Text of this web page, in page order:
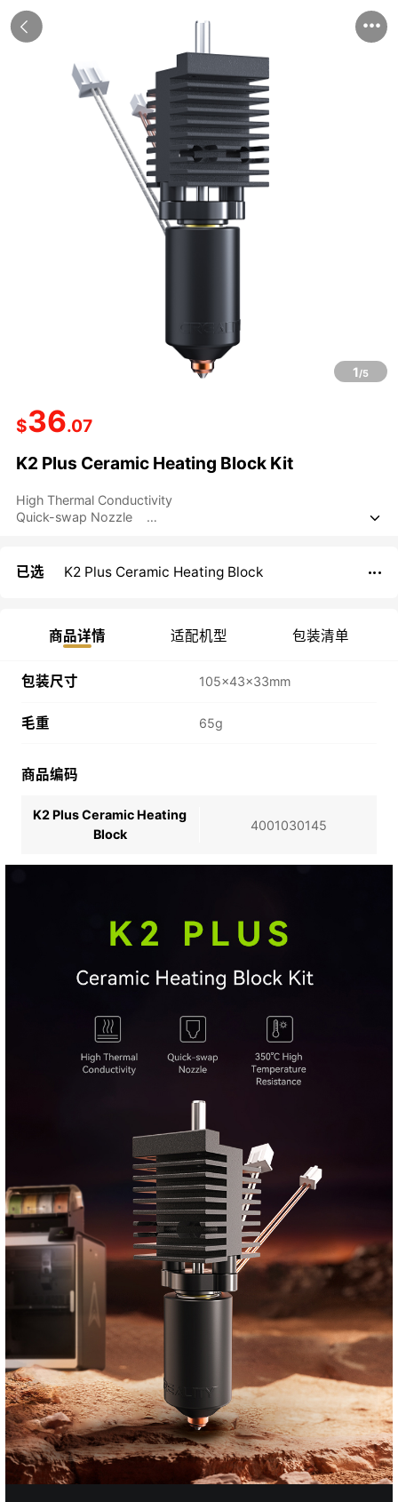
 
1/5
$36.07
K2 Plus Ceramic Heating Block Kit
High Thermal Conductivity
Quick-swap Nozzle

已选 K2 Plus Ceramic Heating Block 
商品详情 适配机型 包装清单
包装尺寸 105×43×33mm
毛重 65g
商品编码
K2 Plus Ceramic Heating
Block
4001030145